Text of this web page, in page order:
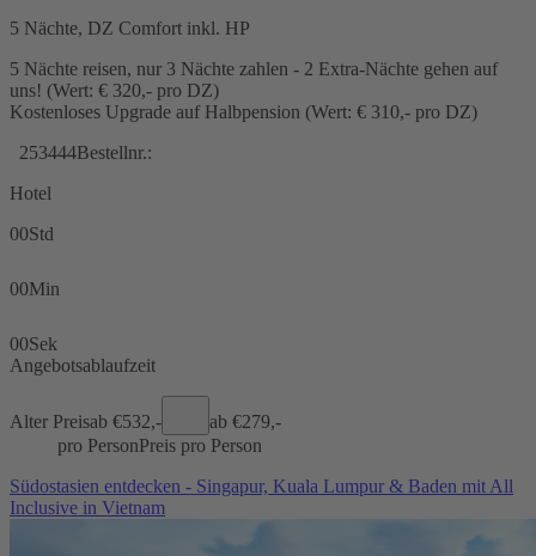
5 Nächte, DZ Comfort inkl. HP
5 Nächte reisen, nur 3 Nächte zahlen - 2 Extra-Nächte gehen auf
uns! (Wert: € 320,- pro DZ)
Kostenloses Upgrade auf Halbpension (Wert: € 310,- pro DZ)
253444Bestellnr.:
Hotel
00Std
00Min
00Sek
Angebotsablaufzeit
Alter Preisab €532,- ab €279,-
pro PersonPreis pro Person
Südostasien entdecken - Singapur, Kuala Lumpur & Baden mit All
Inclusive in Vietnam